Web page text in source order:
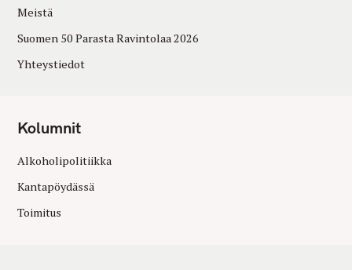
Meistä
Suomen 50 Parasta Ravintolaa 2026
Yhteystiedot
Kolumnit
Alkoholipolitiikka
Kantapöydässä
Toimitus